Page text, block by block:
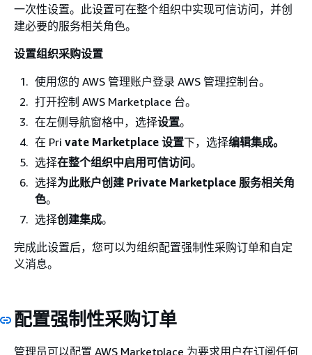
一次性设置。此设置可在整个组织中实现可信访问，并创
建必要的服务相关角色。
设置组织采购设置
使用您的 AWS 管理账户登录 AWS 管理控制台。
打开控制 AWS Marketplace 台。
在左侧导航窗格中，选择设置。
在 Pri vate Marketplace 设置下，选择编辑集成。
选择在整个组织中启用可信访问。
选择为此账户创建 Private Marketplace 服务相关角
色。
选择创建集成。
完成此设置后，您可以为组织配置强制性采购订单和自定
义消息。
配置强制性采购订单
管理员可以配置 AWS Marketplace 为要求用户在订阅任何